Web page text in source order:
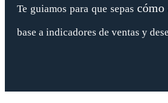
Te guiamos para que sepascómo
base a indicadores de ventas y